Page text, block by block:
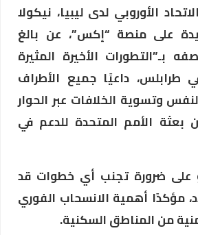
الأوروبي لدى ليبيا، نيكولا
على منصة “إكس”، عن بالغ
بـ”التطورات الأخيرة المثيرة
طرابلس، داعيًا جميع الأطراف
وتسوية الخلافات عبر الحوار
بعثة الأمم المتحدة للدعم في
على ضرورة تجنب أي خطوات قد
مؤكدًا أهمية الانسحاب الفوري
من المناطق السكنية.